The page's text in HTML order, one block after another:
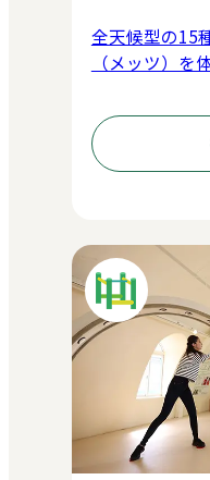
全天候型の15
（メッツ）を